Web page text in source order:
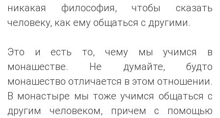
никакая философия, чтобы сказать
человеку, как ему общаться с другими.
Это и есть то, чему мы учимся в
монашестве. Не думайте, будто
монашество отличается в этом отношении.
В монастыре мы тоже учимся общаться с
другим человеком, причем с помощью